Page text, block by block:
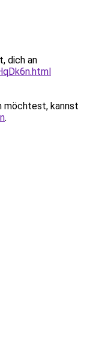
dich an
möchtest, kannst
.